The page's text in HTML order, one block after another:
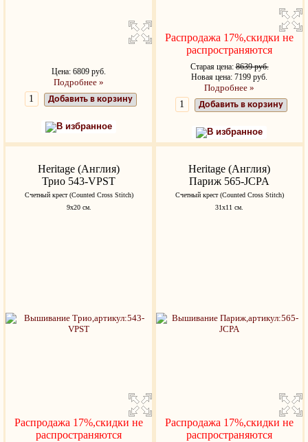
Цена: 6809 руб.
Подробнее »
Добавить в корзину
В избранное
Распродажа 17%,скидки не
распространяются
Старая цена:8639 руб.
Новая цена: 7199 руб.
Подробнее »
Добавить в корзину
В избранное
Heritage (Англия)
Трио 543-VPST
Счетный крест (Counted Cross Stitch)
9х20 см.
Распродажа 17%,скидки не
распространяются
Heritage (Англия)
Париж 565-JCPA
Счетный крест (Counted Cross Stitch)
31х11 см.
Распродажа 17%,скидки не
распространяются